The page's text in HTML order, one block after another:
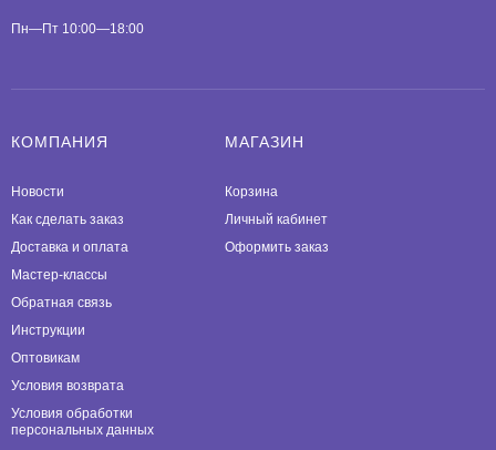
Пн—Пт 10:00—18:00
КОМПАНИЯ
Новости
Как сделать заказ
Доставка и оплата
Мастер-классы
Обратная связь
Инструкции
Оптовикам
Условия возврата
Условия обработки
персональных данных
МАГАЗИН
Корзина
Личный кабинет
Оформить заказ